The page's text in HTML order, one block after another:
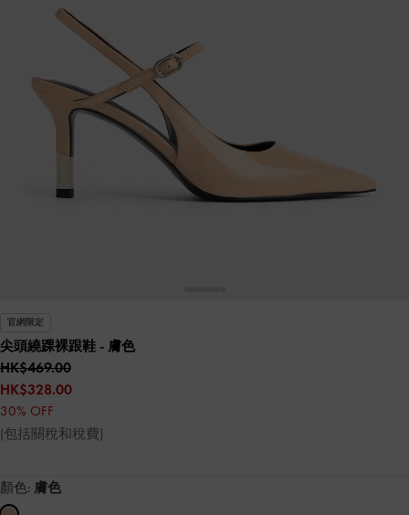
官網限定
尖頭繞踝裸跟鞋 - 膚色
HK$469.00
HK$328.00
30% OFF
(包括關稅和稅費)
顏色: 膚色